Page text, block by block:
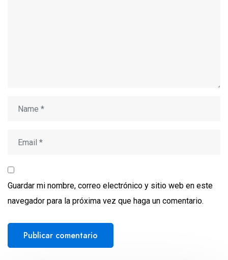
Guardar mi nombre, correo electrónico y sitio web en este
navegador para la próxima vez que haga un comentario.